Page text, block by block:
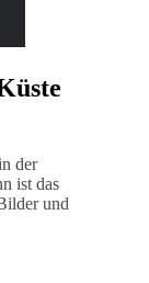
der
ist das
und